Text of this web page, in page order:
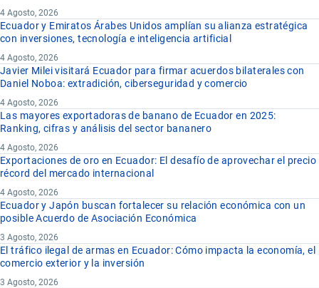
4 Agosto, 2026
Ecuador y Emiratos Árabes Unidos amplían su alianza estratégica
con inversiones, tecnología e inteligencia artificial
4 Agosto, 2026
Javier Milei visitará Ecuador para firmar acuerdos bilaterales con
Daniel Noboa: extradición, ciberseguridad y comercio
4 Agosto, 2026
Las mayores exportadoras de banano de Ecuador en 2025:
Ranking, cifras y análisis del sector bananero
4 Agosto, 2026
Exportaciones de oro en Ecuador: El desafío de aprovechar el precio
récord del mercado internacional
4 Agosto, 2026
Ecuador y Japón buscan fortalecer su relación económica con un
posible Acuerdo de Asociación Económica
3 Agosto, 2026
El tráfico ilegal de armas en Ecuador: Cómo impacta la economía, el
comercio exterior y la inversión
3 Agosto, 2026